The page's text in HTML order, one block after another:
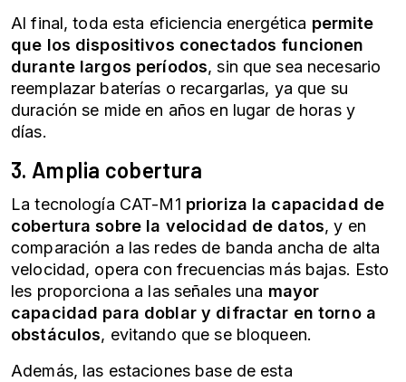
Al final, toda esta eficiencia energética permite
que los dispositivos conectados funcionen
durante largos períodos, sin que sea necesario
reemplazar baterías o recargarlas, ya que su
duración se mide en años en lugar de horas y
días.
3. Amplia cobertura
La tecnología CAT-M1 prioriza la capacidad de
cobertura sobre la velocidad de datos, y en
comparación a las redes de banda ancha de alta
velocidad, opera con frecuencias más bajas. Esto
les proporciona a las señales una mayor
capacidad para doblar y difractar en torno a
obstáculos, evitando que se bloqueen.
Además, las estaciones base de esta